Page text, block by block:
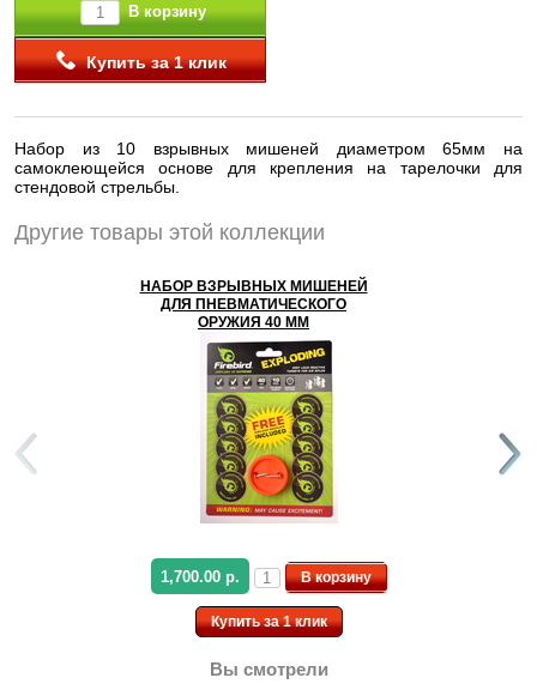
В корзину
Купить за 1 клик
Набор из 10 взрывных мишеней диаметром 65мм на
самоклеющейся основе для крепления на тарелочки для
стендовой стрельбы.
Другие товары этой коллекции
НАБОР ВЗРЫВНЫХ МИШЕНЕЙ
ДЛЯ ПНЕВМАТИЧЕСКОГО
ОРУЖИЯ 40 ММ
1,700.00 р. В корзину
Купить за 1 клик
Вы смотрели